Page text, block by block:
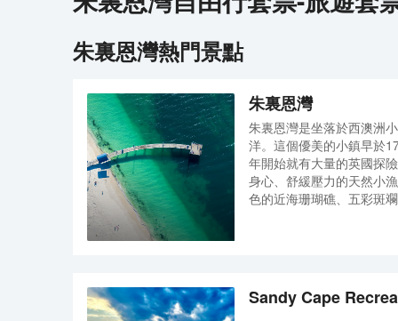
朱裏恩灣熱門景點
朱裏恩灣
朱裏恩灣是坐落於西澳洲
洋。這個優美的小鎮早於
年開始就有大量的英國探
身心、舒緩壓力的天然小
色的近海珊瑚礁、五彩斑
Sandy Cape